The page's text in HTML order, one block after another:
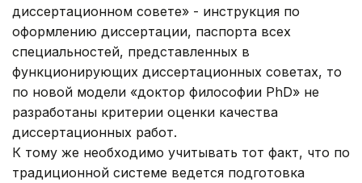
диссертационном совете» - инструкция по
оформлению диссертации, паспорта всех
специальностей, представленных в
функционирующих диссертационных советах, то
по новой модели «доктор философии РhD» не
разработаны критерии оценки качества
диссертационных работ.
К тому же необходимо учитывать тот факт, что по
традиционной системе ведется подготовка